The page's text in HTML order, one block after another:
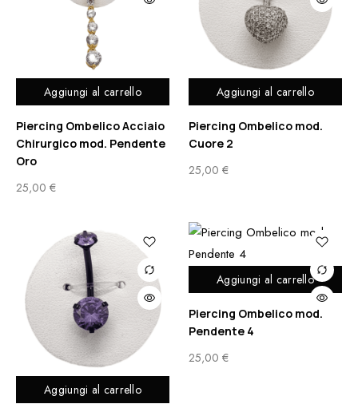
Aggiungi al carrello
Piercing Ombelico Acciaio
Chirurgico mod. Pendente
Oro
25,00 €
Aggiungi al carrello
Piercing Ombelico mod.
Cuore 2
25,00 €
Aggiungi al carrello
Aggiungi al carrello
Piercing Ombelico mod.
Pendente 4
25,00 €